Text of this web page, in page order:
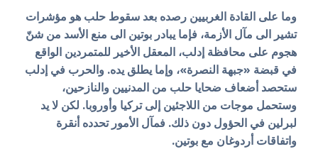
وما على القادة الغربيين رصده بعد سقوط حلب هو مؤشرات
تشير الى مآل الأزمة، فإما يبادر بوتين الى منع الأسد من شنّ
هجوم على محافظة إدلب، المعقل الأخير للمتمردين الواقع
في قبضة «جبهة النصرة»، وإما يطلق يده. والحرب في إدلب
ستحصد أضعاف ضحايا حلب من المدنيين والنازحين،
وستحمل موجات من اللاجئين إلى تركيا وأوروبا. لكن لا يد
لبرلين في الحؤول دون ذلك. فمآل الأمور تحدده أنقرة
واتفاقات أردوغان مع بوتين.